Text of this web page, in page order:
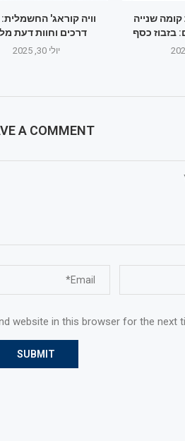
וויה קוראג'
דרכים וחוות דעת
יולי 30, 2025
שנייה
A COMMENT
website in this browser for the next